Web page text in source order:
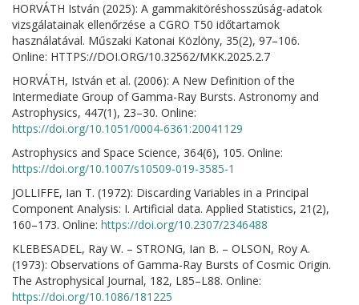
HORVÁTH István (2025): A gammakitöréshosszúság-adatok
vizsgálatainak ellenőrzése a CGRO T50 időtartamok
használatával. Műszaki Katonai Közlöny, 35(2), 97–106.
Online: HTTPS://DOI.ORG/10.32562/MKK.2025.2.7
HORVÁTH, István et al. (2006): A New Definition of the
Intermediate Group of Gamma-Ray Bursts. Astronomy and
Astrophysics, 447(1), 23–30. Online:
https://doi.org/10.1051/0004-6361:20041129
Astrophysics and Space Science, 364(6), 105. Online:
https://doi.org/10.1007/s10509-019-3585-1
JOLLIFFE, Ian T. (1972): Discarding Variables in a Principal
Component Analysis: I. Artificial data. Applied Statistics, 21(2),
160–173. Online: https://doi.org/10.2307/2346488
KLEBESADEL, Ray W. – STRONG, Ian B. – OLSON, Roy A.
(1973): Observations of Gamma-Ray Bursts of Cosmic Origin.
The Astrophysical Journal, 182, L85–L88. Online:
https://doi.org/10.1086/181225